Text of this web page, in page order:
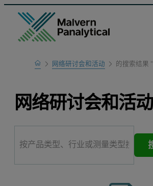
Home网络研讨会和活动 的搜索结果
网络研讨会和活动